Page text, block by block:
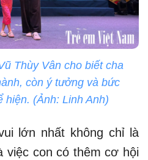
Thùy Vân cho biết cha
còn ý tưởng và bức
hiện. (Ảnh: Linh Anh)
lớn nhất không chỉ là
việc con có thêm cơ hội